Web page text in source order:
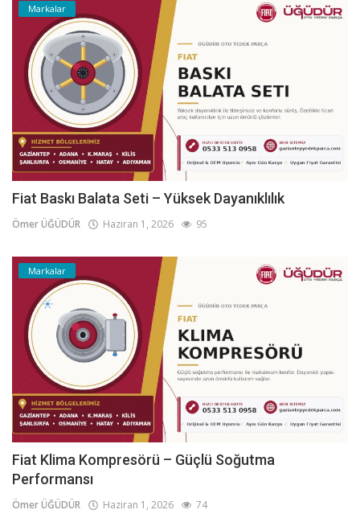
Markalar
Fiat Baskı Balata Seti – Yüksek Dayanıklılık
Ömer ÜĞÜDÜR Haziran 1, 2026 95
Markalar
Fiat Klima Kompresörü – Güçlü Soğutma
Performansı
Ömer ÜĞÜDÜR Haziran 1, 2026 74